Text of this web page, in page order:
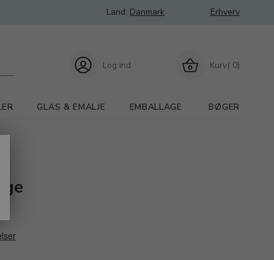
Land: Danmark Erhverv
Kurv( 0)
Log ind
GLAS & EMALJE EMBALLAGE BØGER